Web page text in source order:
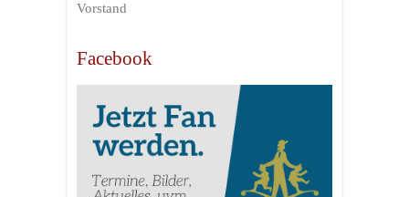
Vorstand
Facebook